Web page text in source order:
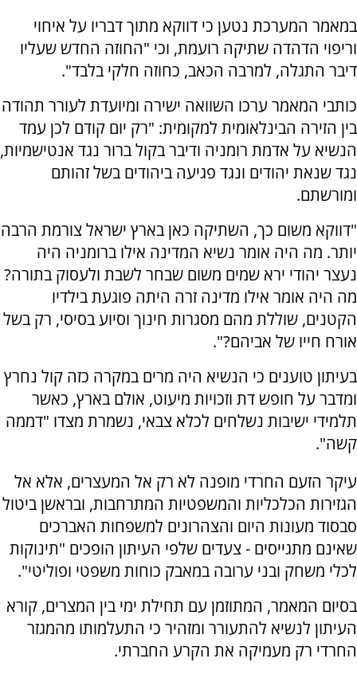
במאמר המערכת נטען כי דווקא מתוך דבריו על איחוי
וריפוי הדהדה שתיקה רועמת, וכי "החוזה החדש שעליו
דיבר התגלה, למרבה הכאב, כחוזה חלקי בלבד".
כותבי המאמר ערכו השוואה ישירה ומיועדת לעורר תהודה
בין הזירה הבינלאומית למקומית: "רק יום קודם לכן עמד
הנשיא על אדמת רומניה ודיבר בקול ברור נגד אנטישמיות,
נגד שנאת יהודים ונגד פגיעה ביהודים בשל זהותם
ומורשתם.
"דווקא משום כך, השתיקה כאן בארץ ישראל צורמת הרבה
יותר. מה היה אומר נשיא המדינה אילו ברומניה היה
נעצר יהודי ירא שמים משום שבחר לשבת ולעסוק בתורה?
מה היה אומר אילו מדינה זרה היתה פוגעת בילדיו
הקטנים, שוללת מהם מסגרות חינוך וסיוע בסיסי, רק בשל
אורח חייו של אביהם?".
בעיתון טוענים כי הנשיא היה מרים במקרה כזה קול נחרץ
ומדבר על חופש דת וזכויות מיעוט, אולם בארץ, כאשר
תלמידי ישיבות נשלחים לכלא צבאי, נשמרת מצדו "דממה
קשה".
עיקר הזעם החרדי מופנה לא רק אל המעצרים, אלא אל
הגזירות הכלכליות והמשפטיות המתרחבות, ובראשן ביטול
סבסוד מעונות היום והצהרונים למשפחות האברכים
שאינם מתגייסים - צעדים שלפי העיתון הופכים "תינוקות
לכלי משחק ובני ערובה במאבק כוחות משפטי ופוליטי".
בסיום המאמר, המתוזמן עם תחילת ימי בין המצרים, קורא
העיתון לנשיא להתעורר ומזהיר כי התעלמותו מהמגזר
החרדי רק מעמיקה את הקרע החברתי.